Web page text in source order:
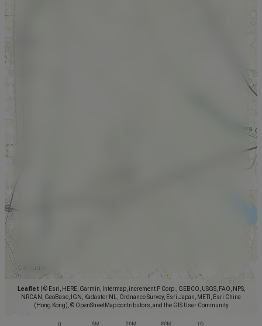
Leaflet
© Esri, HERE, Garmin, Intermap, increment P Corp., GEBCO, USGS, FAO, NPS,
NRCAN, GeoBase, IGN, Kadaster NL, Ordnance Survey, Esri Japan, METI, Esri China
(Hong Kong), © OpenStreetMap contributors, and the GIS User Community